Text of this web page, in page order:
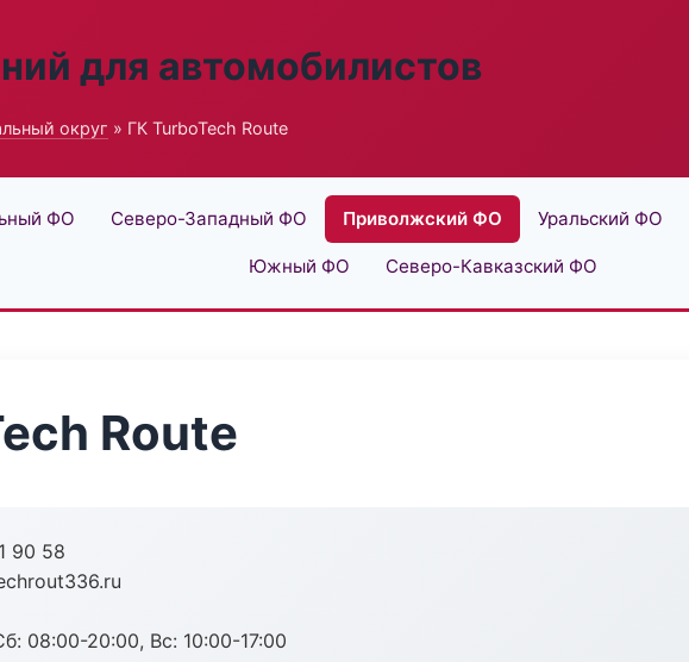
для автомобилистов
округ » ГК TurboTech Route
ФО Северо-Западный ФО Приволжский ФО Уральский ФО
Южный ФО Северо-Кавказский ФО
Route
90 58
08:00-20:00, Вс: 10:00-17:00